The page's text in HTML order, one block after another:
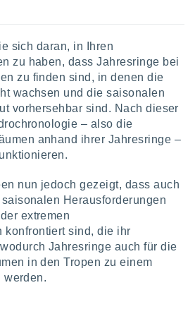
sich daran, in Ihren
zu haben, dass Jahresringe bei
zu finden sind, in denen die
wachsen und die saisonalen
vorhersehbar sind. Nach dieser
– also die
anhand ihrer Jahresringe –
nun jedoch gezeigt, dass auch
Herausforderungen
extremen
konfrontiert sind, die ihr
Jahresringe auch für die
in den Tropen zu einem
werden.